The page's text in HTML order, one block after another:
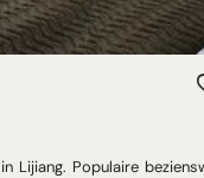
Lijiang. Populaire